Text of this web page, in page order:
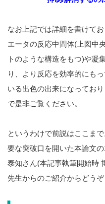
なお上記では詳細を書けて
エータの反応中間体(上図中
トのような構造をもつ)や凝
り、より反応を効率的にも
いる出色の出来になってお
で是非ご覧ください。
というわけで前説はここま
要な突破口を開いた本論文
泰知さん(本記事執筆開始時
先生からのご紹介からどうぞ